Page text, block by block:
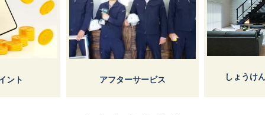
ターサービス しょうけん枚方マガジン